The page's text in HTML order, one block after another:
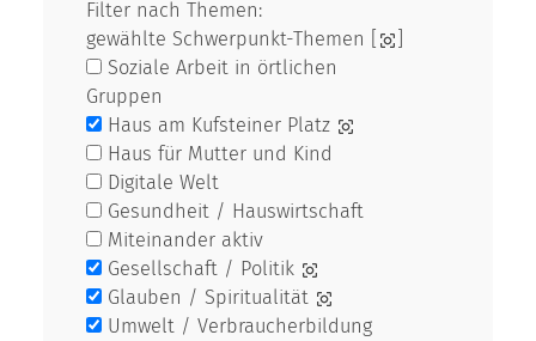
Filter nach Themen:
gewählte Schwerpunkt-Themen [
Soziale Arbeit in örtlichen
Gruppen
Haus am Kufsteiner Platz
Haus für Mutter und Kind
Digitale Welt
Gesundheit / Hauswirtschaft
Miteinander aktiv
Gesellschaft / Politik
Glauben / Spiritualität
Umwelt / Verbraucherbildung